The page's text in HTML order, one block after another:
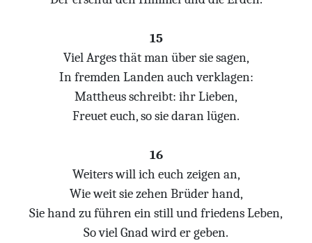
15
Viel Arges thät man über sie sagen,
In fremden Landen auch verklagen:
Mattheus schreibt: ihr Lieben,
Freuet euch, so sie daran lügen.
16
Weiters will ich euch zeigen an,
Wie weit sie zehen Brüder hand,
Sie hand zu führen ein still und friedens Leben,
So viel Gnad wird er geben.